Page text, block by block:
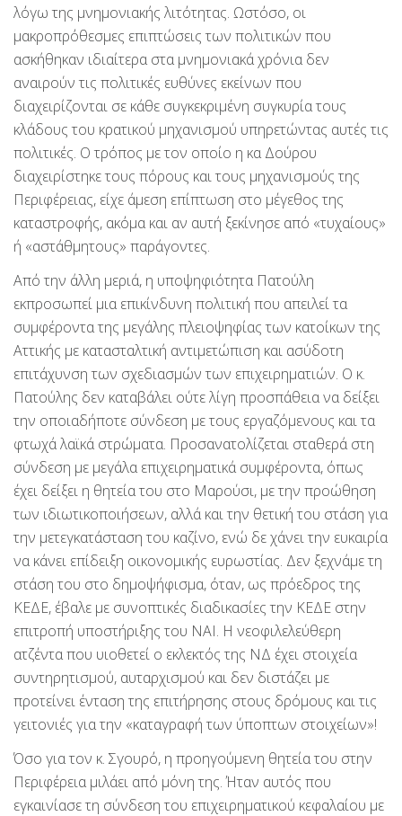
λόγω της μνημονιακής λιτότητας. Ωστόσο, οι
μακροπρόθεσμες επιπτώσεις των πολιτικών που
ασκήθηκαν ιδιαίτερα στα μνημονιακά χρόνια δεν
αναιρούν τις πολιτικές ευθύνες εκείνων που
διαχειρίζονται σε κάθε συγκεκριμένη συγκυρία τους
κλάδους του κρατικού μηχανισμού υπηρετώντας αυτές τις
πολιτικές. Ο τρόπος με τον οποίο η κα Δούρου
διαχειρίστηκε τους πόρους και τους μηχανισμούς της
Περιφέρειας, είχε άμεση επίπτωση στο μέγεθος της
καταστροφής, ακόμα και αν αυτή ξεκίνησε από «τυχαίους»
ή «αστάθμητους» παράγοντες.
Από την άλλη μεριά, η υποψηφιότητα Πατούλη
εκπροσωπεί μια επικίνδυνη πολιτική που απειλεί τα
συμφέροντα της μεγάλης πλειοψηφίας των κατοίκων της
Αττικής με κατασταλτική αντιμετώπιση και ασύδοτη
επιτάχυνση των σχεδιασμών των επιχειρηματιών. Ο κ.
Πατούλης δεν καταβάλει ούτε λίγη προσπάθεια να δείξει
την οποιαδήποτε σύνδεση με τους εργαζόμενους και τα
φτωχά λαϊκά στρώματα. Προσανατολίζεται σταθερά στη
σύνδεση με μεγάλα επιχειρηματικά συμφέροντα, όπως
έχει δείξει η θητεία του στο Μαρούσι, με την προώθηση
των ιδιωτικοποιήσεων, αλλά και την θετική του στάση για
την μετεγκατάσταση του καζίνο, ενώ δε χάνει την ευκαιρία
να κάνει επίδειξη οικονομικής ευρωστίας. Δεν ξεχνάμε τη
στάση του στο δημοψήφισμα, όταν, ως πρόεδρος της
ΚΕΔΕ, έβαλε με συνοπτικές διαδικασίες την ΚΕΔΕ στην
επιτροπή υποστήριξης του ΝΑΙ. Η νεοφιλελεύθερη
ατζέντα που υιοθετεί ο εκλεκτός της ΝΔ έχει στοιχεία
συντηρητισμού, αυταρχισμού και δεν διστάζει με
προτείνει ένταση της επιτήρησης στους δρόμους και τις
γειτονιές για την «καταγραφή των ύποπτων στοιχείων»!
Όσο για τον κ. Σγουρό, η προηγούμενη θητεία του στην
Περιφέρεια μιλάει από μόνη της. Ήταν αυτός που
εγκαινίασε τη σύνδεση του επιχειρηματικού κεφαλαίου με